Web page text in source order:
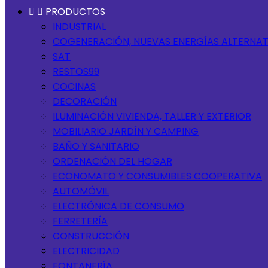
  PRODUCTOS
INDUSTRIAL
COGENERACIÓN, NUEVAS ENERGÍAS
SAT
RESTOS99
COCINAS
DECORACIÓN
ILUMINACIÓN VIVIENDA, TALLER Y EXTERIOR
MOBILIARIO JARDÍN Y CAMPING
BAÑO Y SANITARIO
ORDENACIÓN DEL HOGAR
ECONOMATO Y CONSUMIBLES COOPERATIVA
AUTOMÓVIL
ELECTRÓNICA DE CONSUMO
FERRETERÍA
CONSTRUCCIÓN
ELECTRICIDAD